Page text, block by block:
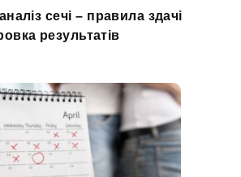
сечі – правила здачі
результатів